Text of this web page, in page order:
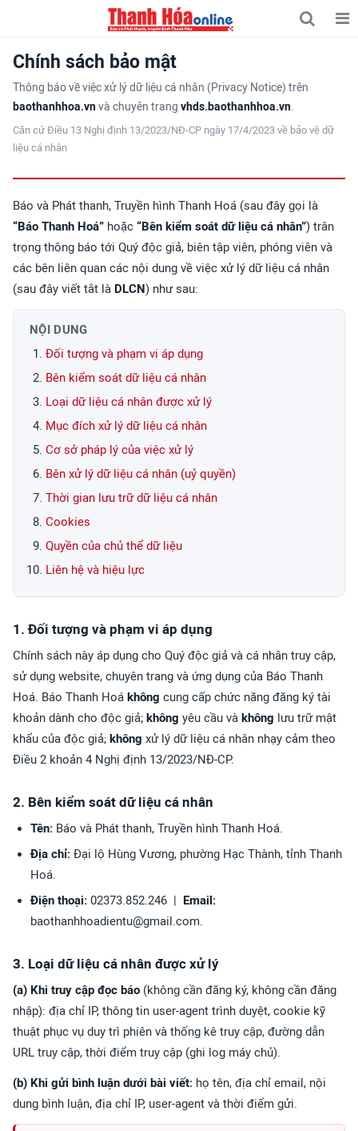
Chính sách bảo mật
Thông báo về việc xử lý dữ liệu cá nhân (Privacy Notice) trên
baothanhhoa.vnvà chuyên trang vhds.baothanhhoa.vn.
Căn cứ Điều 13 Nghị định 13/2023/NĐ-CP ngày 17/4/2023 về bảo vệ dữ
liệu cá nhân
Báo và Phát thanh, Truyền hình Thanh Hoá (sau đây gọi là
“Báo Thanh Hoá” hoặc “Bên kiểm soát dữ liệu cá nhân”) trân
trọng thông báo tới Quý độc giả, biên tập viên, phóng viên và
các bên liên quan các nội dung về việc xử lý dữ liệu cá nhân
(sau đây viết tắt là DLCN) như sau:
NỘI DUNG
Đối tượng và phạm vi áp dụng
Bên kiểm soát dữ liệu cá nhân
Loại dữ liệu cá nhân được xử lý
Mục đích xử lý dữ liệu cá nhân
Cơ sở pháp lý của việc xử lý
Bên xử lý dữ liệu cá nhân (uỷ quyền)
Thời gian lưu trữ dữ liệu cá nhân
Cookies
Quyền của chủ thể dữ liệu
Liên hệ và hiệu lực
1. Đối tượng và phạm vi áp dụng
Chính sách này áp dụng cho Quý độc giả và cá nhân truy cập,
sử dụng website, chuyên trang và ứng dụng của Báo Thanh
Hoá. Báo Thanh Hoá không cung cấp chức năng đăng ký tài
khoản dành cho độc giả; không yêu cầu và không lưu trữ mật
khẩu của độc giả; không xử lý dữ liệu cá nhân nhạy cảm theo
Điều 2 khoản 4 Nghị định 13/2023/NĐ-CP.
2. Bên kiểm soát dữ liệu cá nhân
Tên: Báo và Phát thanh, Truyền hình Thanh Hoá.
Địa chỉ: Đại lộ Hùng Vương, phường Hạc Thành, tỉnh Thanh
Hoá.
Điện thoại: 02373.852.246 | Email:
baothanhhoadientu@gmail.com.
3. Loại dữ liệu cá nhân được xử lý
(a) Khi truy cập đọc báo (không cần đăng ký, không cần đăng
nhập): địa chỉ IP, thông tin user-agent trình duyệt, cookie kỹ
thuật phục vụ duy trì phiên và thống kê truy cập, đường dẫn
URL truy cập, thời điểm truy cập (ghi log máy chủ).
(b) Khi gửi bình luận dưới bài viết: họ tên, địa chỉ email, nội
dung bình luận, địa chỉ IP, user-agent và thời điểm gửi.